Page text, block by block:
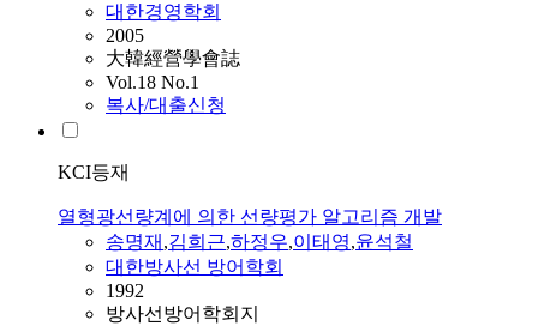
대한경영학회
2005
大韓經營學會誌
Vol.18 No.1
복사/대출신청
KCI등재
열형광선량계에 의한 선량평가 알고리즘 개발
송명재 ,김희근,하정우,이태영,윤석철
대한방사선 방어학회
1992
방사선방어학회지